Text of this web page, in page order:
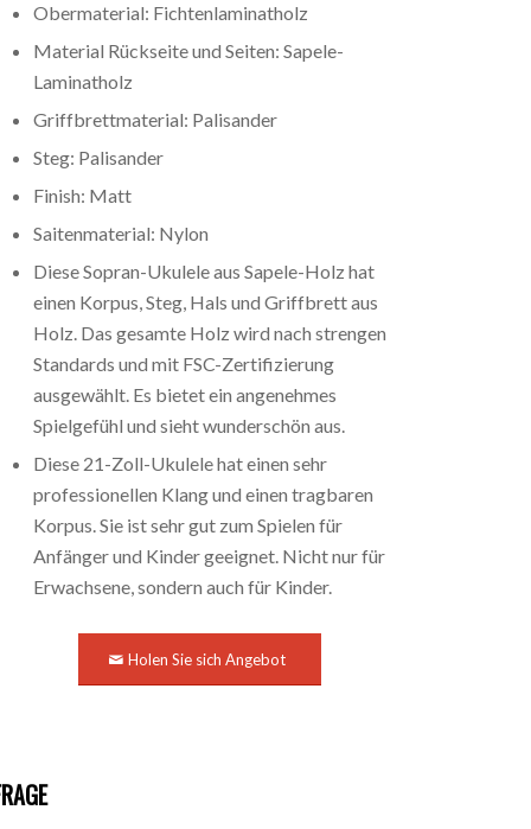
Obermaterial: Fichtenlaminatholz
Material Rückseite und Seiten: Sapele-
Laminatholz
Griffbrettmaterial: Palisander
Steg: Palisander
Finish: Matt
Saitenmaterial: Nylon
Diese Sopran-Ukulele aus Sapele-Holz hat
einen Korpus, Steg, Hals und Griffbrett aus
Holz. Das gesamte Holz wird nach strengen
Standards und mit FSC-Zertifizierung
ausgewählt. Es bietet ein angenehmes
Spielgefühl und sieht wunderschön aus.
Diese 21-Zoll-Ukulele hat einen sehr
professionellen Klang und einen tragbaren
Korpus. Sie ist sehr gut zum Spielen für
Anfänger und Kinder geeignet. Nicht nur für
Erwachsene, sondern auch für Kinder.
Holen Sie sich Angebot